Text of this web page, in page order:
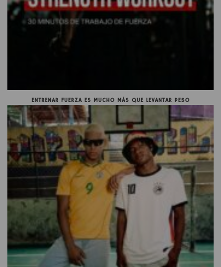
ENTRENAR FUERZA ES MUCHO MÁS QUE LEVANTAR PESO